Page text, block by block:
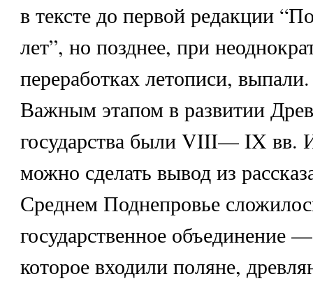
в тексте до первой редакции
лет”, но позднее, при
переработках летописи, выпали.
Важным этапом в развитии
государства были VIII— IX вв.
можно сделать вывод из
Среднем Поднепровье
государственное объединение
которое входили поляне,